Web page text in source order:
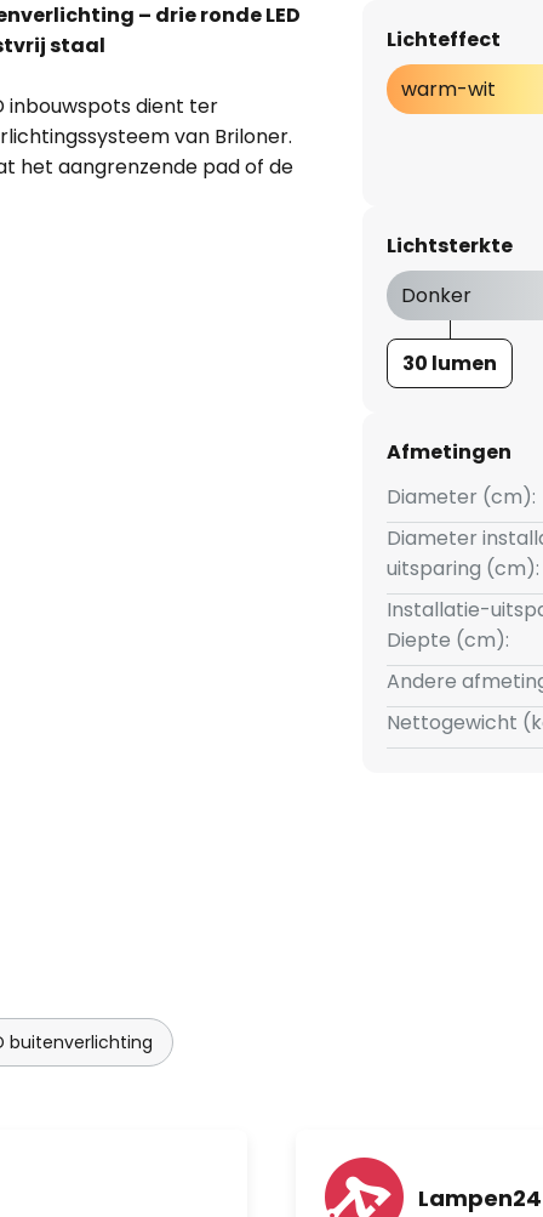
– drie ronde LED
staal
inbouwspots dient ter
van Briloner.
het aangrenzende pad of de
spots zijn voorzien van een
inbegrepen – er is een
12 V-aansluitkabels
Lichteffect
warm-wit
Lichtsterkte
Donker
30 lumen
Afmetingen
Diameter (cm):
Diameter
uitsparing (cm):
Installatie-
Diepte (cm):
Andere
Nettogewicht
buitenverlichting